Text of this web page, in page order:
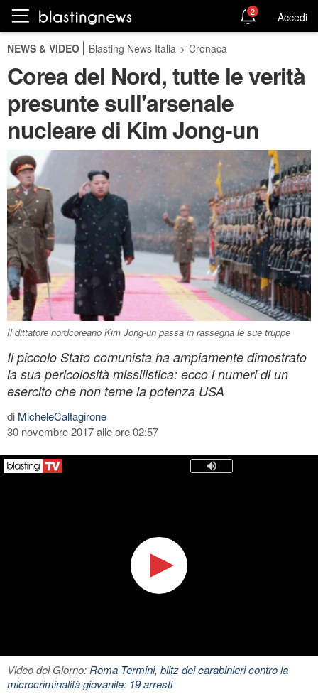
2 Accedi
NEWS & VIDEO Blasting News Italia > Cronaca
Corea del Nord, tutte le verità
presunte sull'arsenale
nucleare di Kim Jong-un
Il dittatore nordcoreano Kim Jong-un passa in rassegna le sue truppe
Il piccolo Stato comunista ha ampiamente dimostrato
la sua pericolosità missilistica: ecco i numeri di un
esercito che non teme la potenza USA
di MicheleCaltagirone
30 novembre 2017 alle ore 02:57
Video del Giorno:Roma-Termini, blitz dei carabinieri contro la
microcriminalità giovanile: 19 arresti